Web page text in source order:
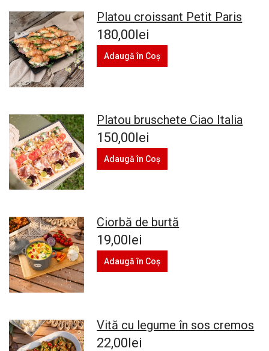
Platou croissant Petit Paris
180,00lei
Adaugă în Coş
Platou bruschete Ciao Italia
150,00lei
Adaugă în Coş
Ciorbă de burtă
19,00lei
Adaugă în Coş
Vită cu legume în sos cremos
22,00lei